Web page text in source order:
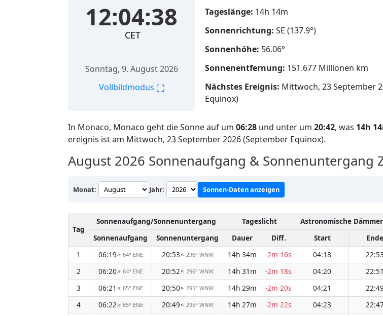
12:04:39
CET
Sonntag, 9. August 2026
Vollbildmodus ⛶
Tageslänge: 14h 14m
Sonnenrichtung: SE (137.9°)
Sonnenhöhe: 56.06°
Sonnenentfernung: 151.677 Millionen km
Nächstes Ereignis: Mittwoch, 23 September
Equinox)
In Monaco, Monaco geht die Sonne auf um 06:28 und unter um 20:42, was 14h
ereignis ist am Mittwoch, 23 September 2026 (September Equinox).
August 2026 Sonnenaufgang & Sonnenuntergang
Monat: Jahr: Sonnen-Daten anzeigen
Tag
Sonnenaufgang/Sonnenuntergang Tageslicht Astronomische
Sonnenaufgang
Sonnenuntergang Dauer Diff. Start Ende
1
06:19↑ 64° ENE 20:53↑ 296° WNW 14h 34m -2m 16s 04:18 22:53
2
06:20↑ 64° ENE 20:52↑ 296° WNW 14h 31m -2m 18s 04:20 22:51
3
06:21 ↑ 65° ENE 20:50↑ 295° WNW 14h 29m -2m 20s 04:21 22:49
4
06:22↑ 65° ENE 20:49↑ 295° WNW 14h 27m -2m 22s 04:23